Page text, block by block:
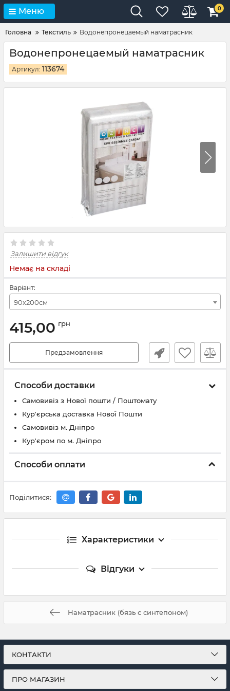
Меню 0
Головна Текстиль Водонепронецаемый наматрасник
Водонепронецаемый наматрасник
Артикул: 113674
Залишити відгук
Немає на складі
Варіант:
90x200см
415,00 грн
Предзамовлення
Способи доставки
Самовивіз з Нової пошти / Поштомату
Кур'єрська доставка Нової Пошти
Самовивіз м. Дніпро
Кур'єром по м. Дніпро
Способи оплати
Поділитися:
Характеристики
Відгуки
Наматрасник (бязь с синтепоном)
КОНТАКТИ
ПРО МАГАЗИН